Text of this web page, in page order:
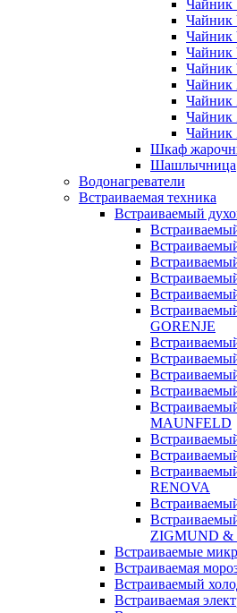
Чайник
Чайник
Чайник
Шкаф
Шашлычница
Водонагреватели
Встраиваемая техника
Встраиваемый
GORENJE
MAUNFELD
RENOVA
ZIGMUND &
Встраиваемые
Встраиваемая
Встраиваемый
Встраиваемая